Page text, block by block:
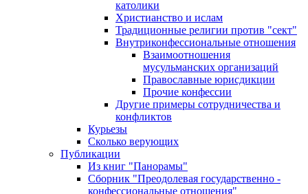
католики
Христианство и ислам
Традиционные религии против "сект"
Внутриконфессиональные отношения
Взаимоотношения
мусульманских организаций
Православные юрисдикции
Прочие конфессии
Другие примеры сотрудничества и
конфликтов
Курьезы
Сколько верующих
Публикации
Из книг "Панорамы"
Сборник "Преодолевая государственно -
конфессиональные отношения"